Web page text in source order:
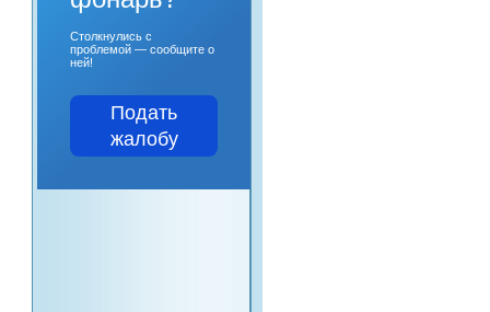
Столкнулись с
проблемой — сообщите о
ней!
Подать
жалобу